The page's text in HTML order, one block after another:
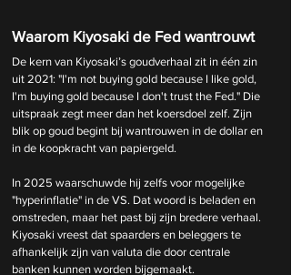
Waarom Kiyosaki de Fed wantrouwt
De kern van Kiyosaki’s goudverhaal zit in één zin
uit 2021: "I'm not buying gold because I like gold,
I'm buying gold because I don't trust the Fed." Die
uitspraak zegt meer dan het koersdoel zelf. Zijn
blik op goud begint bij wantrouwen in de dollar en
in de koopkracht van papiergeld.
In 2025 waarschuwde hij zelfs voor mogelijke
"hyperinflatie" in de VS. Dat woord is beladen en
omstreden, maar het past bij zijn bredere verhaal.
Kiyosaki vreest dat spaarders en beleggers te
afhankelijk zijn van valuta die door centrale
banken kunnen worden bijgemaakt.